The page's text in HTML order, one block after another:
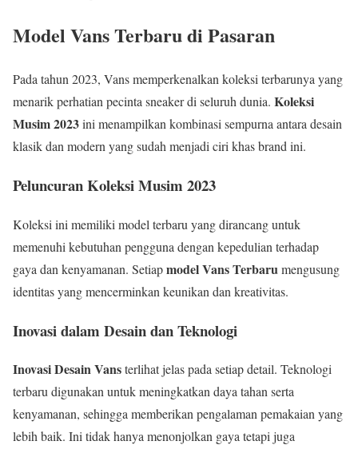
Model Vans Terbaru di Pasaran
Pada tahun 2023, Vans memperkenalkan koleksi terbarunya yang
menarik perhatian pecinta sneaker di seluruh dunia. Koleksi
Musim 2023ini menampilkan kombinasi sempurna antara desain
klasik dan modern yang sudah menjadi ciri khas brand ini.
Peluncuran Koleksi Musim 2023
Koleksi ini memiliki model terbaru yang dirancang untuk
memenuhi kebutuhan pengguna dengan kepedulian terhadap
gaya dan kenyamanan. Setiapmodel Vans Terbarumengusung
identitas yang mencerminkan keunikan dan kreativitas.
Inovasi dalam Desain dan Teknologi
Inovasi Desain Vansterlihat jelas pada setiap detail. Teknologi
terbaru digunakan untuk meningkatkan daya tahan serta
kenyamanan, sehingga memberikan pengalaman pemakaian yang
lebih baik. Ini tidak hanya menonjolkan gaya tetapi juga